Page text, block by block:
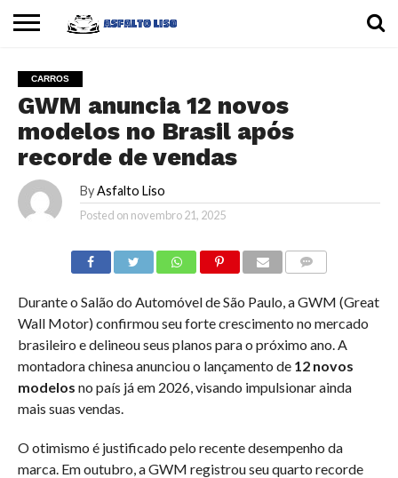
CARROS
MOTOS
DICAS
CARROS
GWM anuncia 12 novos
modelos no Brasil após
recorde de vendas
By Asfalto Liso
Posted on novembro 21, 2025
Durante o Salão do Automóvel de São Paulo, a GWM (Great
Wall Motor) confirmou seu forte crescimento no mercado
brasileiro e delineou seus planos para o próximo ano. A
montadora chinesa anunciou o lançamento de 12 novos
modelos no país já em 2026, visando impulsionar ainda
mais suas vendas.
O otimismo é justificado pelo recente desempenho da
marca. Em outubro, a GWM registrou seu quarto recorde